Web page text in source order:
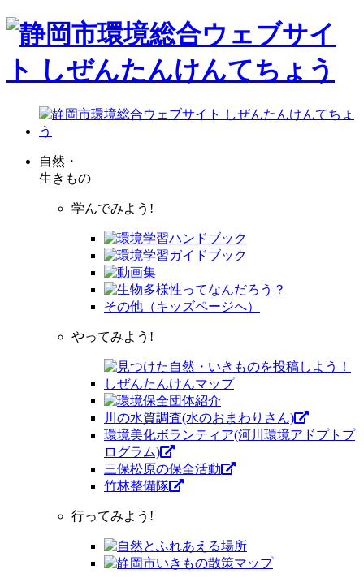
自然・
生きもの
学んでみよう!
その他（キッズページへ）
やってみよう!
川の水質調査(水のおまわりさん)
環境美化ボランティア(河川環境アドプトプ
ログラム)
三保松原の保全活動
竹林整備隊
行ってみよう!